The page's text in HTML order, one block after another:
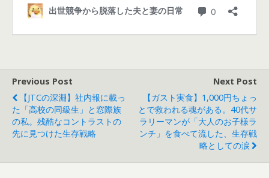
Previous Post
【JTCの深淵】社内報に載っ
た「高校の同級生」と窓際族
の私。残酷なコントラストの
先に見つけた生存戦略
Next Post
【ガスト実食】1,000円ちょっ
とで救われる魂がある。40代サ
ラリーマンが「大人のお子様ラ
ンチ」を食べて流した、生存戦
略としての涙